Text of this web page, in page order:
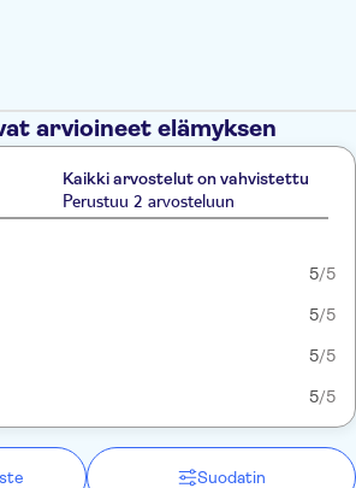
arvioineet elämyksen
Kaikki arvostelut on vahvistettu
Perustuu 2 arvosteluun
5/5
5/5
5/5
5/5
Suodatin